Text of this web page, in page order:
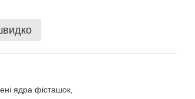
ядра фісташок,